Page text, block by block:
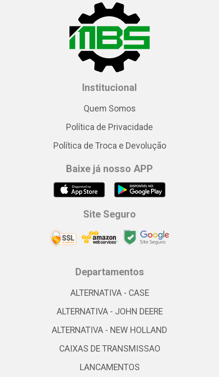
Institucional
Quem Somos
Política de Privacidade
Política de Troca e Devolução
Baixe já nosso APP
Site Seguro
Departamentos
ALTERNATIVA - CASE
ALTERNATIVA - JOHN DEERE
ALTERNATIVA - NEW HOLLAND
CAIXAS DE TRANSMISSAO
LANCAMENTOS